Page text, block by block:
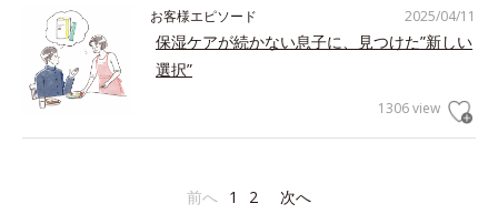
2025/04/11
お客様エピソード
保湿ケアが続かない息子に、見つけた”新しい
選択”
1306 view
前へ 1 2 次へ